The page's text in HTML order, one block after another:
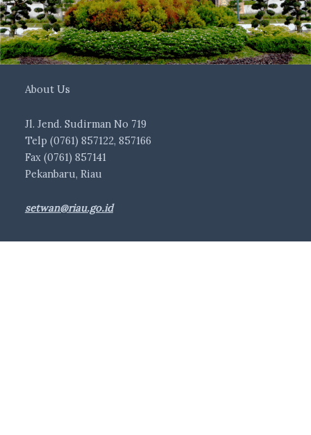
About Us
Jl. Jend. Sudirman No 719
Telp (0761) 857122, 857166
Fax (0761) 857141
Pekanbaru, Riau
setwan@riau.go.id